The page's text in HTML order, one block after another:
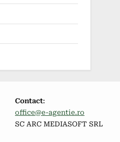
Contact:
office@e-agentie.ro
SC ARC MEDIASOFT SRL